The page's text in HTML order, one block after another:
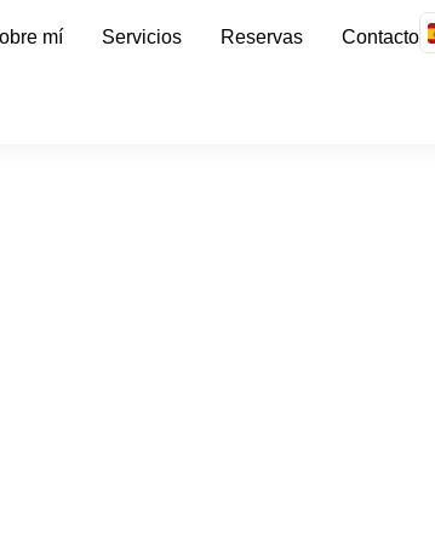
mí Servicios Reservas Contacto